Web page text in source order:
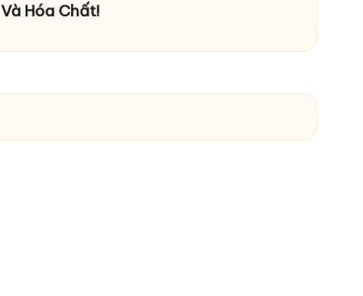
Và Hóa Chất!